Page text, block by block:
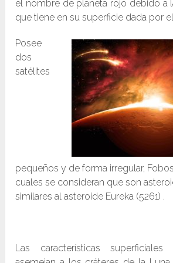
el nombre de planeta rojo debido a
que tiene en su superficie dada por
Posee
dos
satélites
pequeños y de forma irregular,
cuales se consideran que son
similares al asteroide Eureka (5261) .
Las características